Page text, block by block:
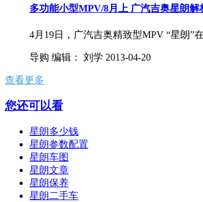
多功能小型MPV/8月上 广汽吉奥星朗解
4月19日，广汽吉奥精致型MPV “星朗”
导购 编辑： 刘学 2013-04-20
查看更多
您还可以看
星朗多少钱
星朗参数配置
星朗车图
星朗文章
星朗保养
星朗二手车